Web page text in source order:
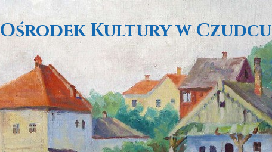
Ośrodek Kultury w Czudcu